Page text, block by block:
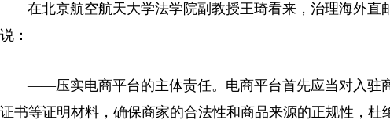
在北京航空航天大学法学院副教授王琦看来，治理海外直
说：
——压实电商平台的主体责任。电商平台首先应当对入驻
证书等证明材料，确保商家的合法性和商品来源的正规性，杜